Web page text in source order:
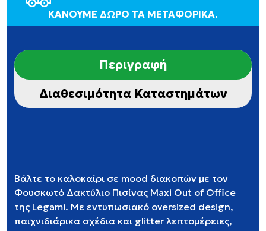
ΚΑΝΟΥΜΕ ΔΩΡΟ ΤΑ ΜΕΤΑΦΟΡΙΚΑ.
Περιγραφή
Διαθεσιμότητα Καταστημάτων
Βάλτε το καλοκαίρι σε mood διακοπών με τον
Φουσκωτό Δακτύλιο Πισίνας Maxi Out of Office
της Legami. Με εντυπωσιακό oversized design,
παιχνιδιάρικα σχέδια και glitter λεπτομέρειες,